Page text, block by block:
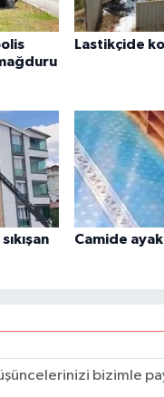
Lastikçide
Camide